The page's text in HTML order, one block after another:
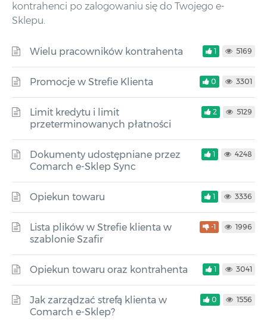
kontrahenci po zalogowaniu się do Twojego e-
Sklepu.
Wielu pracowników kontrahenta 1 5169
Promocje w Strefie Klienta 0 3301
Limit kredytu i limit
przeterminowanych płatności
2 5129
Dokumenty udostępniane przez
Comarch e-Sklep Sync
1 4248
Opiekun towaru 1 3336
Lista plików w Strefie klienta w
szablonie Szafir
-1 1996
Opiekun towaru oraz kontrahenta 1 3041
Jak zarządzać strefą klienta w
Comarch e-Sklep?
0 1556